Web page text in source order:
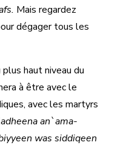
Mais regardez
dégager tous les
haut niveau du
à être avec le
avec les martyrs
an`ama-
was siddiqeen